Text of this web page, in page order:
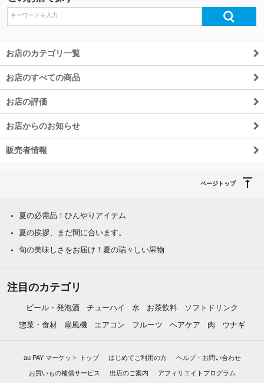
お店のカテゴリ一覧
お店のすべての商品
お店の評価
お店からのお知らせ
販売者情報
ページトップ
夏の必需品！ひんやりアイテム
夏の挨拶、まだ間に合います。
旬の美味しさをお届け！夏の瑞々しい果物
注目のカテゴリ
ビール・発泡酒 チューハイ 水 お茶飲料
ソフトドリンク
惣菜・食材
扇風機 エアコン フルーツ ヘアケア 肉 ウナギ
au PAY マーケット トップ はじめてご利用の方 ヘルプ・お問い合わせ
お買いもの補償サービス 出店のご案内 アフィリエイトプログラム